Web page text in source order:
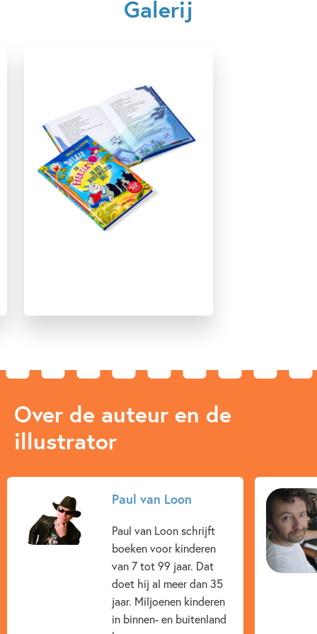
9 – 12 jaar
Actie & avontuur
Spanning & griezelen
Vriendschap
Zelfvertrouwen & weerbaarheid
Paul van Loon
Hugo van Look
Galerij
Over de auteur en de
illustrator
Paul van Loon
Paul van Loon schrijft
boeken voor kinderen
van 7 tot 99 jaar. Dat
doet hij al meer dan 35
jaar. Miljoenen kinderen
in binnen- en buitenland